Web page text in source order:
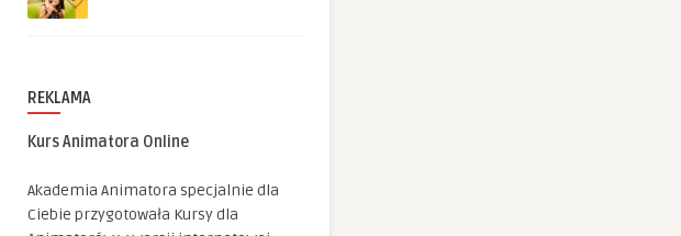
REKLAMA
Kurs Animatora Online
Akademia Animatora specjalnie dla
Ciebie przygotowała Kursy dla